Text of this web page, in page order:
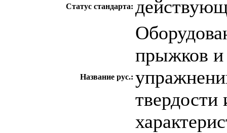
Статус стандарта:
Название рус.:
прыжков и